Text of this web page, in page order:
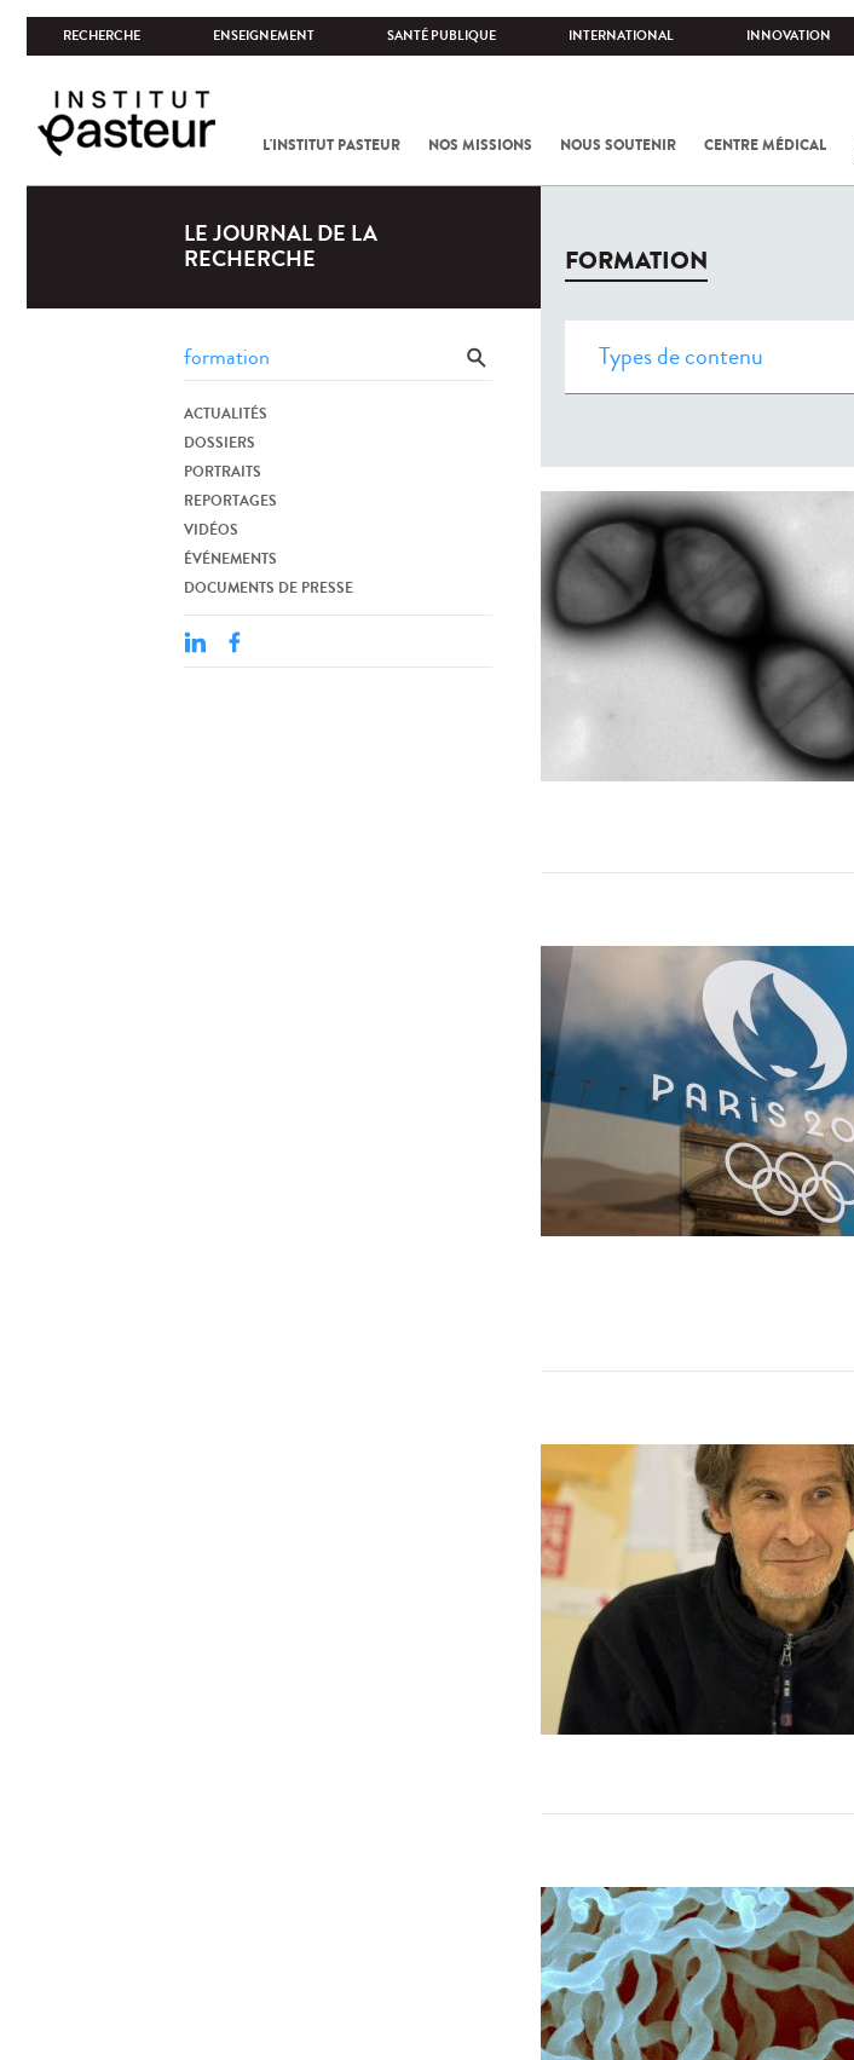
RECHERCHE ENSEIGNEMENT SANTÉ PUBLIQUE INTERNATIONAL INNOVATION
L'INSTITUT PASTEUR NOS MISSIONS NOUS SOUTENIR CENTRE MÉDICAL
LE JOURNAL DE LA
RECHERCHE
ACTUALITÉS
DOSSIERS
PORTRAITS
REPORTAGES
VIDÉOS
ÉVÉNEMENTS
DOCUMENTS DE PRESSE
FORMATION